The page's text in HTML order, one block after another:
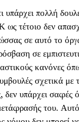
υπάρχει πολλή
τέτοιο δεν
σε αυτό το
σε
κανόνες
σχετικά με
υπάρχει σαφές
του. Αυτό